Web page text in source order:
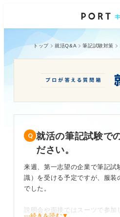
トップ 就活Q&A 筆記試験対策
就活の筆記試験で
ださい。
来週、第一志望の企業で筆記試
識）を受ける予定ですが、服装
でした。
説明会や面接ではスーツで参加